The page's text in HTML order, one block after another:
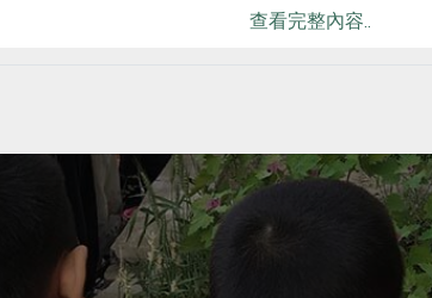
查看完整內容..